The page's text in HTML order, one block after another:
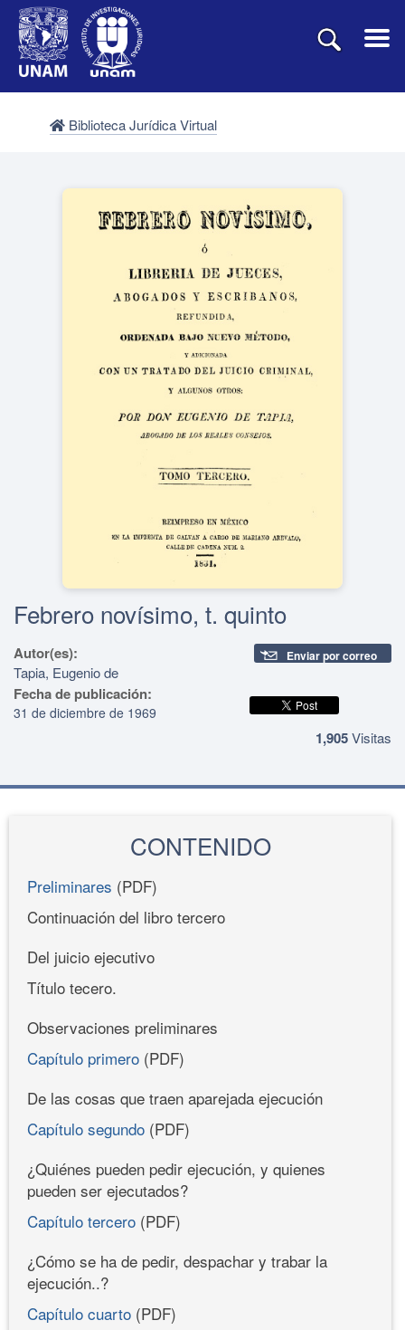
Biblioteca Jurídica Virtual
Febrero novísimo, t. quinto
Autor(es):
Tapia, Eugenio de
Fecha de publicación:
31 de diciembre de 1969
Enviar por correo
1,905Visitas
CONTENIDO
Preliminares (PDF)
Continuación del libro tercero
Del juicio ejecutivo
Título tecero.
Observaciones preliminares
Capítulo primero (PDF)
De las cosas que traen aparejada ejecución
Capítulo segundo (PDF)
¿Quiénes pueden pedir ejecución, y quienes
pueden ser ejecutados?
Capítulo tercero (PDF)
¿Cómo se ha de pedir, despachar y trabar la
ejecución..?
Capítulo cuarto (PDF)